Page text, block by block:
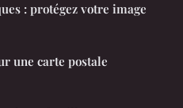
: protégez votre image
une carte postale